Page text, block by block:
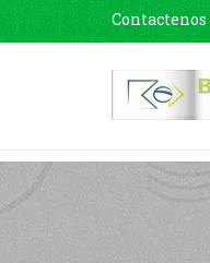
Contactenos